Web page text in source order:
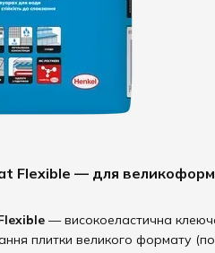
Flexible — для
— високоеластична
плитки великого формату